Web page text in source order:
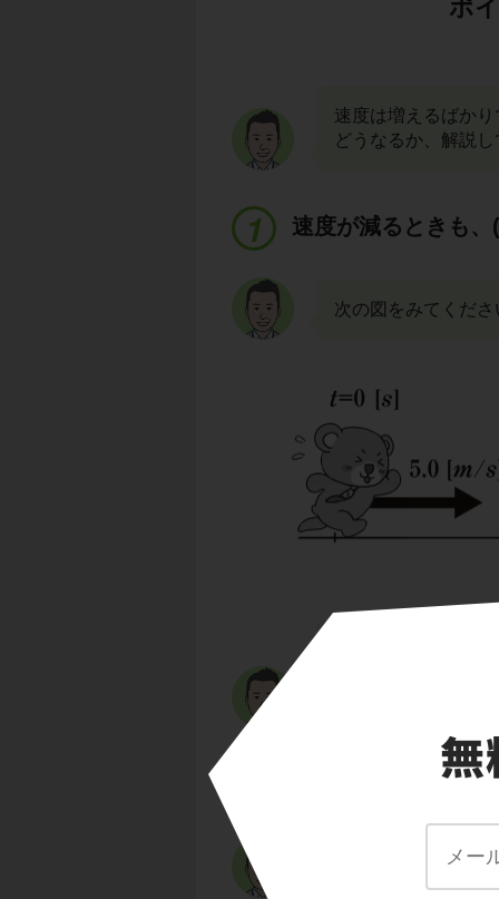
ポ
速度は増えるばか
どうなるか、解説
速度が減るときも
次の図をみてくださ
になります。